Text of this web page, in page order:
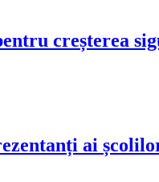
creșterea
ai